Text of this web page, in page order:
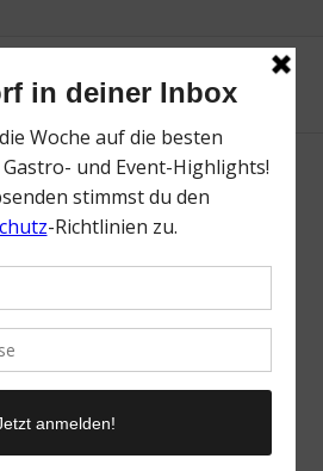
Sommerparty |
| Topliste | Foto: Dagmar
Ilho
17. Juni 2025